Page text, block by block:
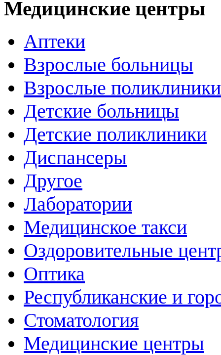
Медицинские центры
Аптеки
Взрослые больницы
Взрослые поликлиники
Детские больницы
Детские поликлиники
Диспансеры
Другое
Лаборатории
Медицинское такси
Оздоровительные
Оптика
Республиканские и
Стоматология
Медицинские центры